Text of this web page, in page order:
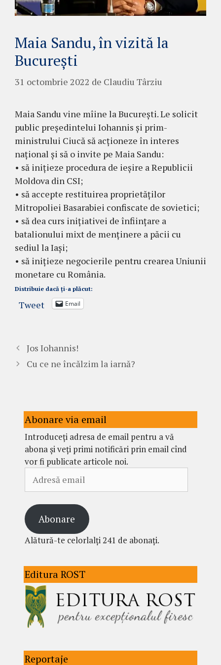
Maia Sandu, în vizită la
București
31 octombrie 2022 de Claudiu Târziu
Maia Sandu vine mîine la București. Le solicit
public președintelui Iohannis și prim-
ministrului Ciucă să acționeze în interes
național și să o invite pe Maia Sandu:
• să inițieze procedura de ieșire a Republicii
Moldova din CSI;
• să accepte restituirea proprietăților
Mitropoliei Basarabiei confiscate de sovietici;
• să dea curs inițiativei de înființare a
batalionului mixt de menținere a păcii cu
sediul la Iași;
• să inițieze negocierile pentru crearea Uniunii
monetare cu România.
Distribuie dacă ți-a plăcut:
Tweet Email
Jos Iohannis!
Cu ce ne încălzim la iarnă?
Abonare via email
Introduceți adresa de email pentru a vă
abona și veți primi notificări prin email cînd
vor fi publicate articole noi.
email
Abonare
Alătură-te celorlalți 241 de abonați.
Editura ROST
Reportaje